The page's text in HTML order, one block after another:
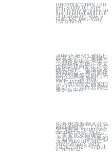
Recently when I do
self study on Vue I
find many articles in
the internet with full
of praise on Vue‘s
reactive Two-Way
Data bind
Vue.js 最核心的功
能有两个，一是响应
式的数据绑定系统，
二是组件系统。本文
仅探究双向绑定是怎
样实现的。先讲涉及
的知识点，再用简化
得不能再简化的代码
实现一个简单的
hello world 示例。
一、双向绑定的实现
原理 访问器属性
是对象中的
Vue 中需要输入什么
内容的时候，自然会
想到使用 <input v-
model="xxx" /> 的方
式来实现双向绑定。
下面是一个最简单的
示例 <div id="app">
<h2>What's your
name:</h2> <input
v-model=